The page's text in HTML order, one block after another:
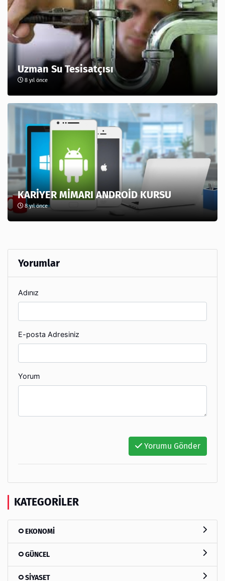
Uzman Su Tesisatçısı
8 yıl önce
KARİYER MİMARI ANDROİD KURSU
8 yıl önce
Yorumlar
Adınız
E-posta Adresiniz
Yorum
Yorumu Gönder
KATEGORILER
EKONOMİ
GÜNCEL
SİYASET